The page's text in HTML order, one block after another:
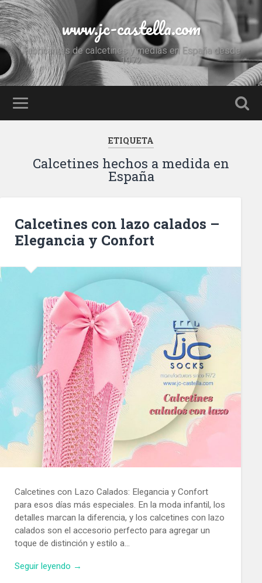
www.jc-castella.com
Fabricantes de calcetines y medias en España desde
1972
ETIQUETA
Calcetines hechos a medida en
España
Calcetines con lazo calados –
Elegancia y Confort
Calcetines con Lazo Calados: Elegancia y Confort
para esos días más especiales. En la moda infantil, los
detalles marcan la diferencia, y los calcetines con lazo
calados son el accesorio perfecto para agregar un
toque de distinción y estilo a…
Seguir leyendo →